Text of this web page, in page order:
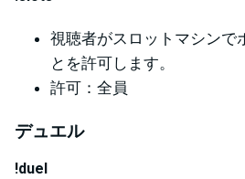
視聴者がスロットマシンで
とを許可します。
許可：全員
デュエル
!duel